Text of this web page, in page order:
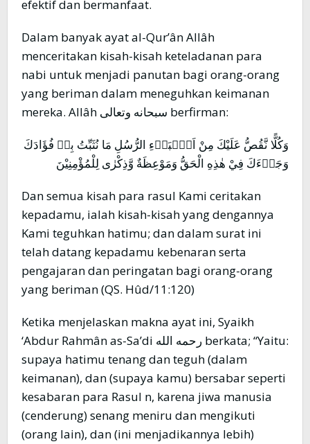
efektif dan bermanfaat.
Dalam banyak ayat al-Qur’ân Allâh
menceritakan kisah-kisah keteladanan para
nabi untuk menjadi panutan bagi orang-orang
yang beriman dalam meneguhkan keimanan
mereka. Allâh سبحانه وتعالى berfirman:
وَكُلًّا نَّقُصُّ عَلَيْكَ مِنْ اَنْۢبَاۤءِ الرُّسُلِ مَا نُثَبِّتُ بِهٖ فُؤَادَكَ
وَجَاۤءَكَ فِيْ هٰذِهِ الْحَقُّ وَمَوْعِظَةٌ وَّذِكْرٰى لِلْمُؤْمِنِيْنَ
Dan semua kisah para rasul Kami ceritakan
kepadamu, ialah kisah-kisah yang dengannya
Kami teguhkan hatimu; dan dalam surat ini
telah datang kepadamu kebenaran serta
pengajaran dan peringatan bagi orang-orang
yang beriman (QS. Hûd/11:120)
Ketika menjelaskan makna ayat ini, Syaikh
‘Abdur Rahmân as-Sa’di رحمه الله berkata; “Yaitu:
supaya hatimu tenang dan teguh (dalam
keimanan), dan (supaya kamu) bersabar seperti
kesabaran para Rasul n, karena jiwa manusia
(cenderung) senang meniru dan mengikuti
(orang lain), dan (ini menjadikannya lebih)